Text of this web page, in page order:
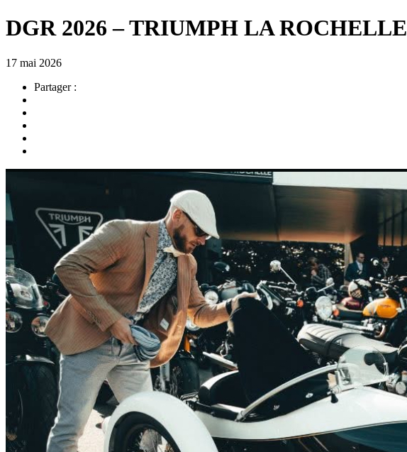
DGR 2026 – TRIUMPH LA ROCHELLE
17 mai 2026
Partager :